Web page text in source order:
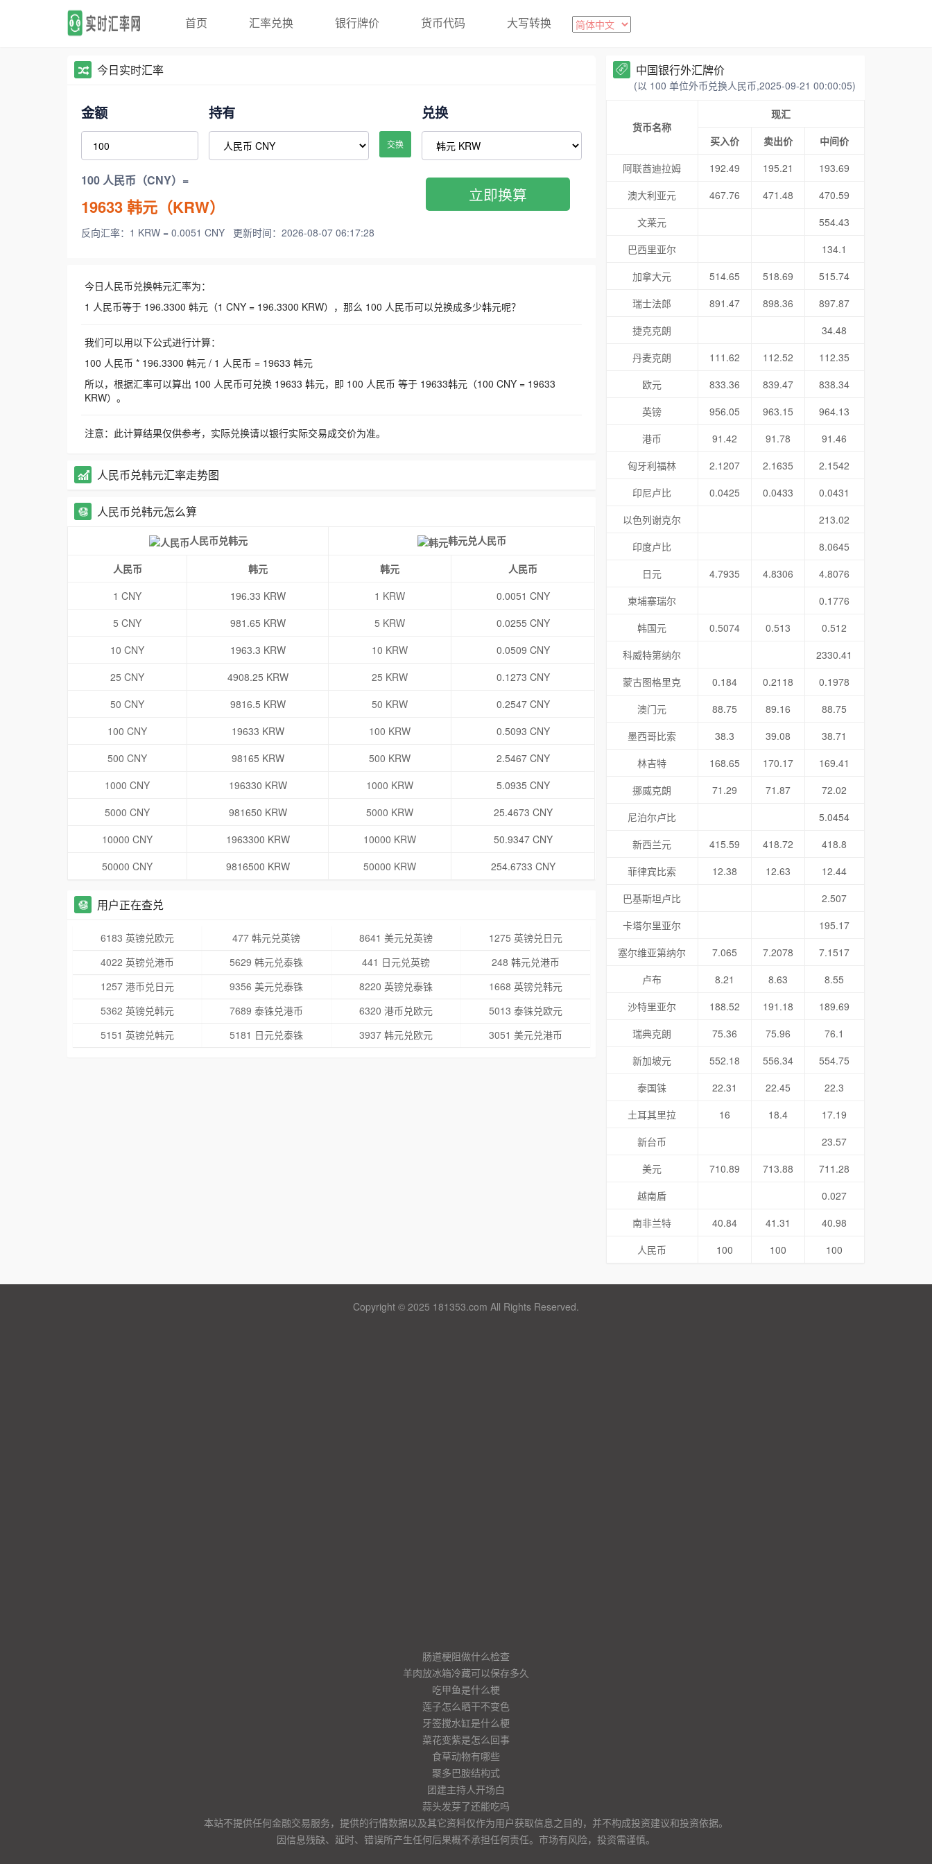
首页 汇率兑换 银行牌价 货币代码 大写转换
今日实时汇率
金额 持有
交换
兑换
100 人民币（CNY）=
19633韩元（KRW）
反向汇率：1 KRW = 0.0051 CNY 更新时间：2026-08-07 06:17:28
立即换算
今日人民币兑换韩元汇率为：
1 人民币等于 196.3300 韩元（1 CNY = 196.3300 KRW），那么 100 人民币可以兑换成多少韩元呢？
我们可以用以下公式进行计算：
100 人民币 * 196.3300 韩元 / 1 人民币 = 19633 韩元
所以，根据汇率可以算出 100 人民币可兑换 19633 韩元，即 100 人民币 等于 19633韩元（100 CNY = 19633
KRW）。
注意：此计算结果仅供参考，实际兑换请以银行实际交易成交价为准。
人民币兑韩元汇率走势图
人民币兑韩元怎么算
人民币兑韩元 韩元兑人民币
人民币 韩元 韩元
人民币
1 CNY
196.33 KRW 1 KRW
0.0051 CNY
5 CNY
981.65 KRW 5 KRW
0.0255 CNY
10 CNY
1963.3 KRW 10 KRW
0.0509 CNY
25 CNY
4908.25 KRW 25 KRW
0.1273 CNY
50 CNY
9816.5 KRW 50 KRW
0.2547 CNY
100 CNY
19633 KRW 100 KRW
0.5093 CNY
500 CNY
98165 KRW 500 KRW
2.5467 CNY
1000 CNY
196330 KRW 1000 KRW
5.0935 CNY
5000 CNY
981650 KRW 5000 KRW
25.4673 CNY
10000 CNY
1963300 KRW 10000 KRW
50.9347 CNY
50000 CNY
9816500 KRW 50000 KRW 254.6733 CNY
用户正在查兑
6183 英镑兑欧元 477 韩元兑英镑 8641 美元兑英镑
1275 英镑兑日元
4022 英镑兑港币
5629 韩元兑泰铢 441 日元兑英镑
248 韩元兑港币
1257 港币兑日元
9356 美元兑泰铢 8220 英镑兑泰铢
1668 英镑兑韩元
5362 英镑兑韩元
7689 泰铢兑港币 6320 港币兑欧元
5013 泰铢兑欧元
5151 英镑兑韩元
5181 日元兑泰铢 3937 韩元兑欧元 3051 美元兑港币
中国银行外汇牌价
(以 100 单位外币兑换人民币,2025-09-21 00:00:05)
货币名称
现汇
买入价
卖出价
中间价
阿联酋迪拉姆
192.49 195.21
193.69
澳大利亚元
467.76 471.48
470.59
文莱元
554.43
巴西里亚尔
134.1
加拿大元
514.65 518.69
515.74
瑞士法郎
891.47 898.36
897.87
捷克克朗
34.48
丹麦克朗
111.62 112.52
112.35
欧元
833.36 839.47
838.34
英镑
956.05 963.15
964.13
港币
91.42 91.78
91.46
匈牙利福林
2.1207 2.1635
2.1542
印尼卢比
0.0425 0.0433
0.0431
以色列谢克尔
213.02
印度卢比
8.0645
日元
4.7935 4.8306
4.8076
柬埔寨瑞尔
0.1776
韩国元
0.5074 0.513
0.512
科威特第纳尔
2330.41
蒙古图格里克
0.184 0.2118
0.1978
澳门元
88.75 89.16
88.75
墨西哥比索
38.3 39.08
38.71
林吉特
168.65 170.17
169.41
挪威克朗
71.29 71.87
72.02
尼泊尔卢比
5.0454
新西兰元
415.59 418.72
418.8
菲律宾比索
12.38 12.63
12.44
巴基斯坦卢比
2.507
卡塔尔里亚尔
195.17
塞尔维亚第纳尔
7.065 7.2078
7.1517
卢布
8.21 8.63
8.55
沙特里亚尔
188.52 191.18
189.69
瑞典克朗
75.36 75.96
76.1
新加坡元
552.18 556.34
554.75
泰国铢
22.31 22.45
22.3
土耳其里拉
16 18.4
17.19
新台币
23.57
美元
710.89 713.88
711.28
越南盾
0.027
南非兰特
40.84 41.31
40.98
人民币
100 100 100
Copyright © 2025 181353.com All Rights Reserved.
肠道梗阻做什么检查
羊肉放冰箱冷藏可以保存多久
吃甲鱼是什么梗
莲子怎么晒干不变色
牙签搅水缸是什么梗
菜花变紫是怎么回事
食草动物有哪些
聚多巴胺结构式
团建主持人开场白
蒜头发芽了还能吃吗
本站不提供任何金融交易服务，提供的行情数据以及其它资料仅作为用户获取信息之目的，并不构成投资建议和投资依据。
因信息残缺、延时、错误所产生任何后果概不承担任何责任。市场有风险，投资需谨慎。